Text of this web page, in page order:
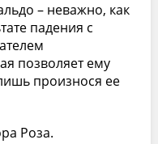
– неважно, как
падения с
позволяет ему
произнося ее
Роза.